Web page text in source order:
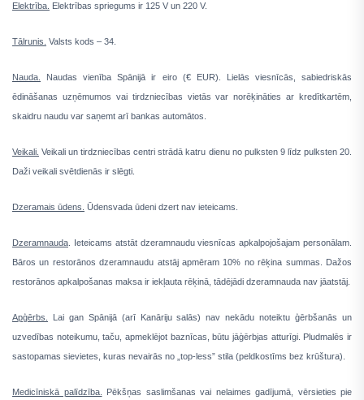
Elektrība. Elektrības spriegums ir 125 V un 220 V.
Tālrunis. Valsts kods – 34.
Nauda.
Naudas vienība Spānijā ir eiro (€ EUR). Lielās viesnīcās, sabiedriskās
ēdināšanas uzņēmumos vai tirdzniecības vietās var norēķināties ar kredītkartēm,
skaidru naudu var saņemt arī bankas automātos.
Veikali. Veikali un tirdzniecības centri strādā katru dienu no pulksten 9 līdz pulksten 20.
Daži veikali svētdienās ir slēgti.
Dzeramais ūdens. Ūdensvada ūdeni dzert nav ieteicams.
Dzeramnauda . Ieteicams atstāt dzeramnaudu viesnīcas apkalpojošajam personālam.
Bāros un restorānos dzeramnaudu atstāj apmēram 10% no rēķina summas. Dažos
restorānos apkalpošanas maksa ir iekļauta rēķinā, tādējādi dzeramnauda nav jāatstāj.
Apģērbs.
Lai gan Spānijā (arī Kanāriju salās) nav nekādu noteiktu ģērbšanās un
uzvedības noteikumu, taču, apmeklējot baznīcas, būtu jāģērbjas atturīgi. Pludmalēs ir
sastopamas sievietes, kuras nevairās no „top-less” stila (peldkostīms bez krūštura).
Medicīniskā palīdzība.
Pēkšņas saslimšanas vai nelaimes gadījumā, vērsieties pie